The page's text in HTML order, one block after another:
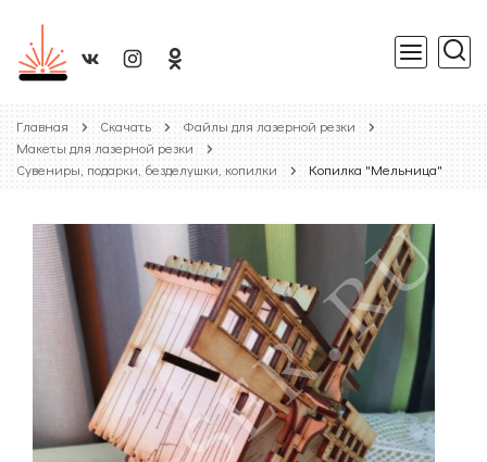
Главная Скачать
Файлы для лазерной резки
Макеты для лазерной резки
Сувениры, подарки, безделушки, копилки
Копилка "Мельница"